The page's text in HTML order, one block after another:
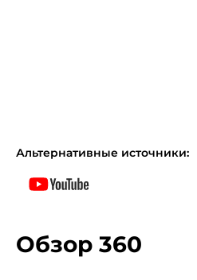
Альтернативные источники:
Обзор 360